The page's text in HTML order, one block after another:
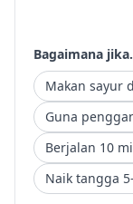
Bagaimana
Makan sayur
Guna
Berjalan 10
Naik tangga